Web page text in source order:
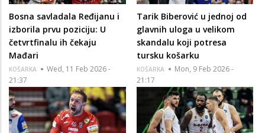
Bosna savladala Ređijanu i
izborila prvu poziciju: U
četvrtfinalu ih čekaju
Mađari
KOŠARKA
Wed, 11 Feb 2026 -
21:37
Tarik Biberović u jednoj od
glavnih uloga u velikom
skandalu koji potresa
tursku košarku
KOŠARKA
Mon, 9 Feb 2026 -
21:17